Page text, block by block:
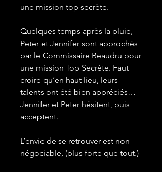
une mission top secrète.
Quelques temps après la pluie,
Peter et Jennifer sont approchés
par le Commissaire Beaudru pour
une mission Top Secrète. Faut
croire qu’en haut lieu, leurs
talents ont été bien appréciés…
Jennifer et Peter hésitent, puis
acceptent.
L’envie de se retrouver est non
négociable, (plus forte que tout.)